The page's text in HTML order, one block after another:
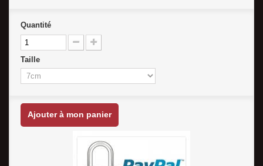
Quantité
Taille
Ajouter à mon panier